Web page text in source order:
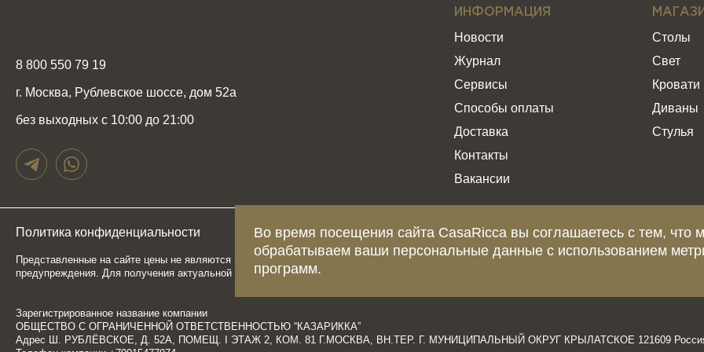
Во время посещения сайта CasaRicca вы соглашаетесь с тем, что
обрабатываем ваши персональные данные с использованием
программ.
8 800 550 79 19
г. Москва, Рублевское шоссе, дом 52а
без выходных с 10:00 до 21:00
ИНФОРМАЦИЯ
Новости
Журнал
Сервисы
Способы оплаты
Доставка
Контакты
Вакансии
Столы
Свет
Кровати
Диваны
Стулья
Политика конфиденциальности Карта сайта
Представленные на сайте цены не являются публичной офертой, определяемой положениями статьи 437 Гражданского Кодекса
предупреждения. Для получения актуальной и подробной информации о стоимости, сроках и условиях поставки просьба обращаться к
Зарегистрированное название компании
ОБЩЕСТВО С ОГРАНИЧЕННОЙ ОТВЕТСТВЕННОСТЬЮ “КАЗАРИККА”
Адрес Ш. РУБЛЁВСКОЕ, Д. 52А, ПОМЕЩ. I ЭТАЖ 2, КОМ. 81 Г.МОСКВА, ВН.ТЕР. Г. МУНИЦИПАЛЬНЫЙ ОКРУГ КРЫЛАТСКОЕ 121609